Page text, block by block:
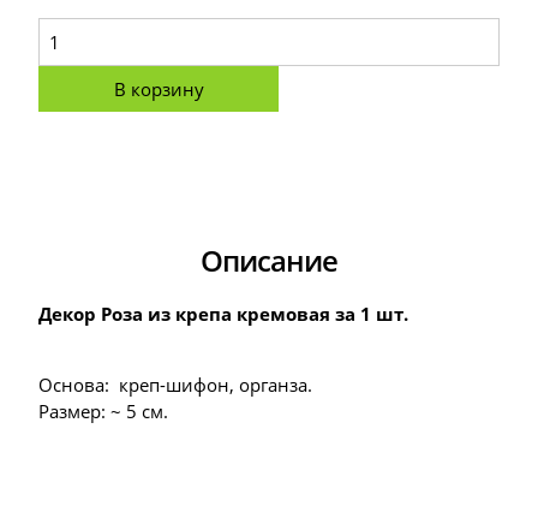
В корзину
Описание
Декор Роза из крепа кремовая за 1 шт.
Основа: креп-шифон, органза.
Размер: ~ 5 см.